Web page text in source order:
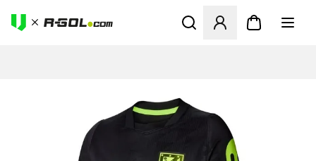
Ανοίγει ένα Modal για να